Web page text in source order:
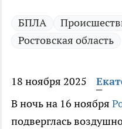
БПЛА
Ростовская область
18 ноября 2025
В ночь на 16 ноября
подверглась